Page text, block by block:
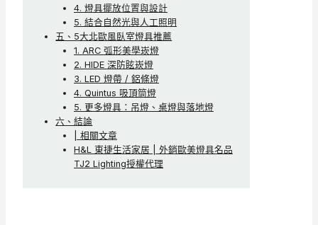
4. 燈具擺放位置與設計
5. 結合自然光與人工照明
五、5大北歐風臥室燈具推薦
1. ARC 弧形美學崁燈
2. HIDE 深防眩崁燈
3. LED 燈帶 / 鋁條燈
4. Quintus 吸頂筒燈
5. 更多燈具：吊燈、桌燈與落地燈
六、結論
| 相關文章
H&L 東捷生活家居 | 外銷歐美燈具名品
TJ2 Lighting授權代理